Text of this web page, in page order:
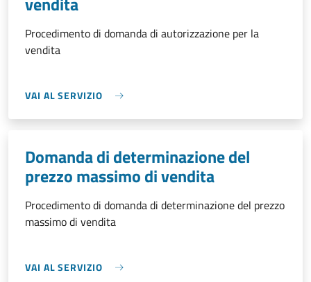
Procedimento di domanda di autorizzazione per la
vendita
VAI AL SERVIZIO
Domanda di determinazione del
prezzo massimo di vendita
Procedimento di domanda di determinazione del prezzo
massimo di vendita
VAI AL SERVIZIO